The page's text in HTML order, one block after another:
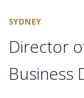
SYDNEY
Director
Business